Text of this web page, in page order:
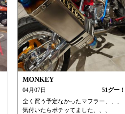
MONKEY
04月07日 51グー！
全く買う予定なかったマフラー、、、
気付いたらポチッてました、、、